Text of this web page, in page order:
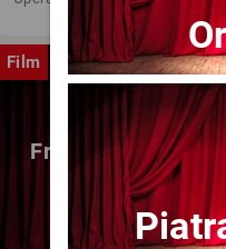
Film
Fragmente dintr-